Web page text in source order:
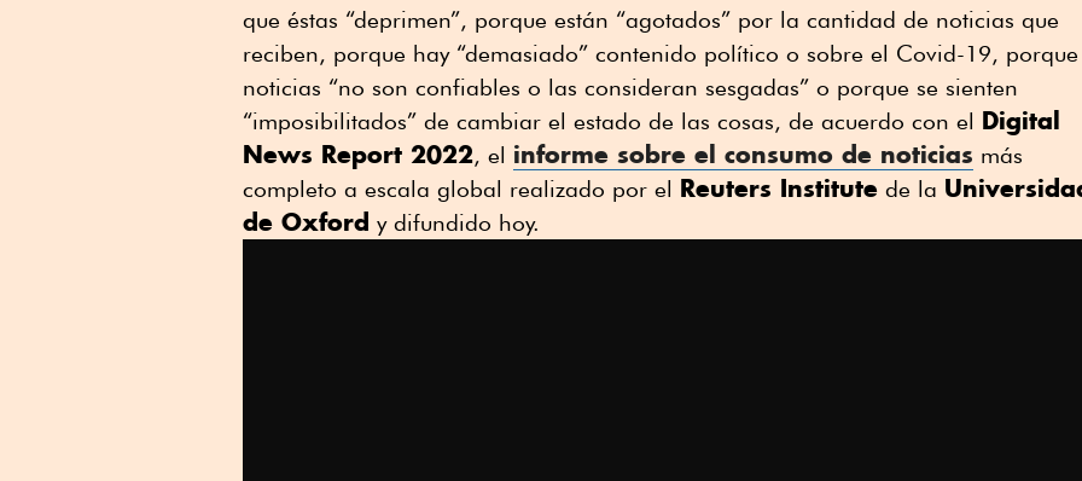
que éstas “deprimen”, porque están “agotados” por la cantidad de noticias que
reciben, porque hay “demasiado” contenido político o sobre el Covid-19,
noticias “no son confiables o las consideran sesgadas” o porque se sienten
“imposibilitados” de cambiar el estado de las cosas, de acuerdo con el Digital
News Report 2022, el informe sobre el consumo de noticias más
completo a escala global realizado por el Reuters Institute de la
de Oxford y difundido hoy.